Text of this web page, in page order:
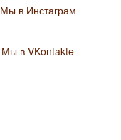
Мы в Инстаграм
Мы в VKontakte